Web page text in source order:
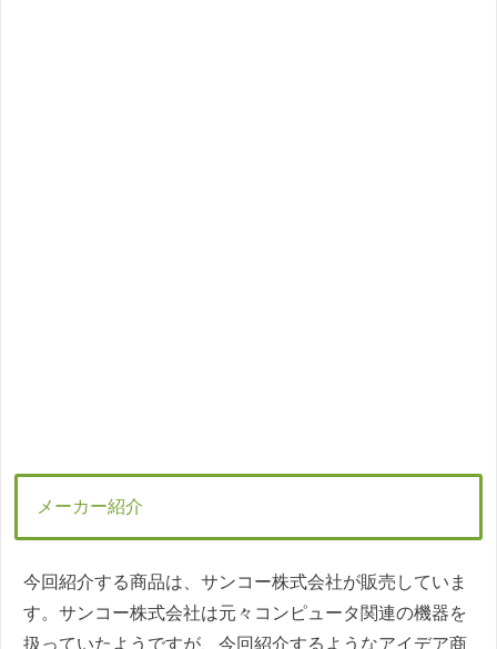
メーカー紹介
今回紹介する商品は、サンコー株式会社が販売していま
す。サンコー株式会社は元々コンピュータ関連の機器を
扱っていたようですが、今回紹介するようなアイデア商